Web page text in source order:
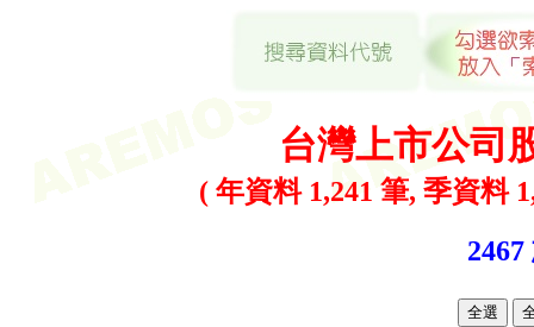
台灣上市公司
( 年資料 1,241 筆, 季資料